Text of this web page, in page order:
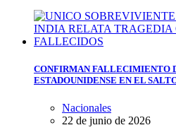
CONFIRMAN FALLECIMIENTO
ESTADOUNIDENSE EN EL
Nacionales
22 de junio de 2026